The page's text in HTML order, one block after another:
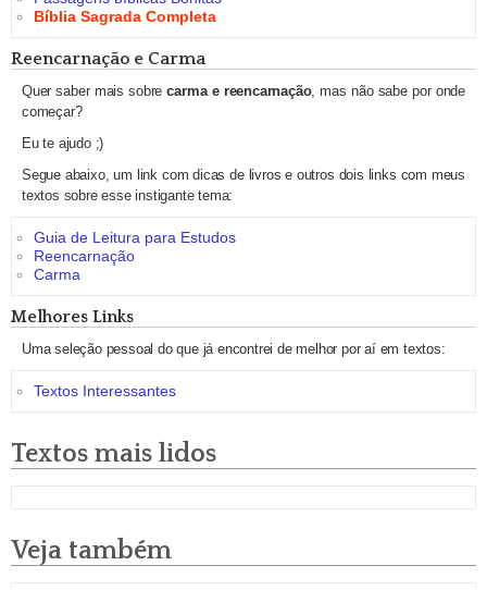
Bíblia Sagrada Completa
Reencarnação e Carma
Quer saber mais sobrecarma e reencarnação, mas não sabe por onde
começar?
Eu te ajudo ;)
Segue abaixo, um link com dicas de livros e outros dois links com meus
textos sobre esse instigante tema:
Guia de Leitura para Estudos
Reencarnação
Carma
Melhores Links
Uma seleção pessoal do que já encontrei de melhor por aí em textos:
Textos Interessantes
Textos mais lidos
Veja também